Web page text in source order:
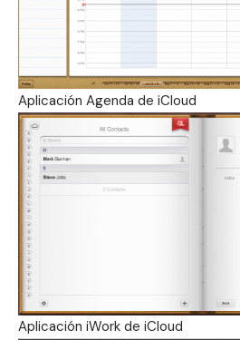
Aplicación Agenda de iCloud
Aplicación iWork de iCloud